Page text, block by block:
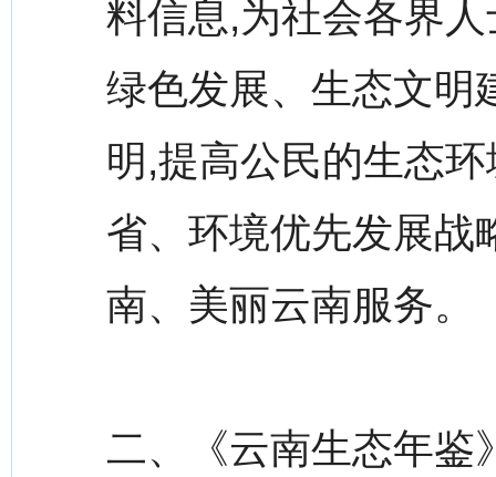
料信息,为社会各界
绿色发展、生态文明
明,提高公民的生态
省、环境优先发展战
南、美丽云南服务。
二、《云南生态年鉴